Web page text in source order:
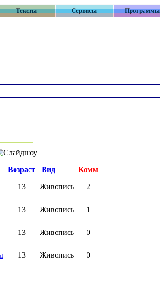
Тексты Сервисы Программы
Возраст Вид Комм
13 Живопись 2
13 Живопись 1
13 Живопись 0
13 Живопись 0